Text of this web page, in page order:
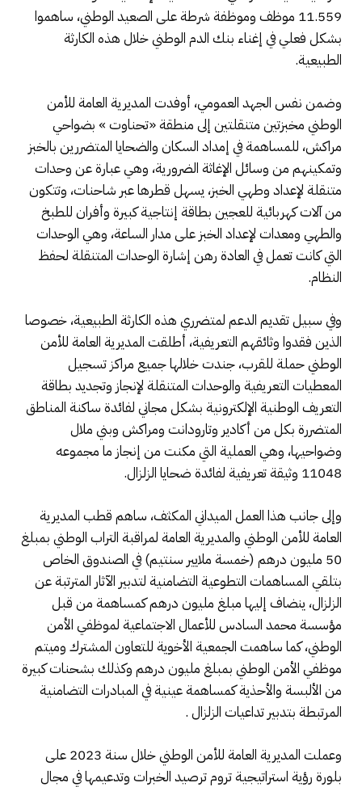
11.559 موظف وموظفة شرطة على الصعيد الوطني، ساهموا
بشكل فعلي في إغناء بنك الدم الوطني خلال هذه الكارثة
الطبيعية.
وضمن نفس الجهد العمومي، أوفدت المديرية العامة للأمن
الوطني مخبزتين متنقلتين إلى منطقة «تحناوت » بضواحي
مراكش، للمساهمة في إمداد السكان والضحايا المتضررين بالخبز
وتمكينهم من وسائل الإغاثة الضرورية، وهي عبارة عن وحدات
متنقلة لإعداد وطهي الخبز، يسهل قطرها عبر شاحنات، وتتكون
من آلات كهربائية للعجين بطاقة إنتاجية كبيرة وأفران للطبخ
والطهي ومعدات لإعداد الخبز على مدار الساعة، وهي الوحدات
التي كانت تعمل في العادة رهن إشارة الوحدات المتنقلة لحفظ
النظام.
وفي سبيل تقديم الدعم لمتضرري هذه الكارثة الطبيعية، خصوصا
الذين فقدوا وثائقهم التعريفية، أطلقت المديرية العامة للأمن
الوطني حملة للقرب، جندت خلالها جميع مراكز تسجيل
المعطيات التعريفية والوحدات المتنقلة لإنجاز وتجديد بطاقة
التعريف الوطنية الإلكترونية بشكل مجاني لفائدة ساكنة المناطق
المتضررة بكل من أكادير وتارودانت ومراكش وبني ملال
وضواحيها، وهي العملية التي مكنت من إنجاز ما مجموعه
11048 وثيقة تعريفية لفائدة ضحايا الزلزال.
وإلى جانب هذا العمل الميداني المكثف، ساهم قطب المديرية
العامة للأمن الوطني والمديرية العامة لمراقبة التراب الوطني بمبلغ
50 مليون درهم (خمسة ملايير سنتيم) في الصندوق الخاص
بتلقي المساهمات التطوعية التضامنية لتدبير الآثار المترتبة عن
الزلزال، ينضاف إليها مبلغ مليون درهم كمساهمة من قبل
مؤسسة محمد السادس للأعمال الاجتماعية لموظفي الأمن
الوطني، كما ساهمت الجمعية الأخوية للتعاون المشترك وميتم
موظفي الأمن الوطني بمبلغ مليون درهم وكذلك بشحنات كبيرة
من الألبسة والأحذية كمساهمة عينية في المبادرات التضامنية
المرتبطة بتدبير تداعيات الزلزال .
وعملت المديرية العامة للأمن الوطني خلال سنة 2023 على
بلورة رؤية استراتيجية تروم ترصيد الخبرات وتدعيمها في مجال